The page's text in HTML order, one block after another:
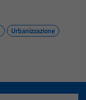
Urbanizzazione